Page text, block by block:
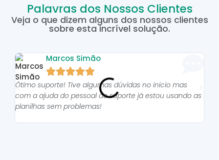
Palavras dos Nossos Clientes
Veja o que dizem alguns dos nossos clientes
sobre esta incrível solução.
Marcos Simão

Ótimo suporte! Tive algumas dúvidas no inicio mas
com a ajuda do pessoal do suporte já estou usando as
planilhas sem problemas!